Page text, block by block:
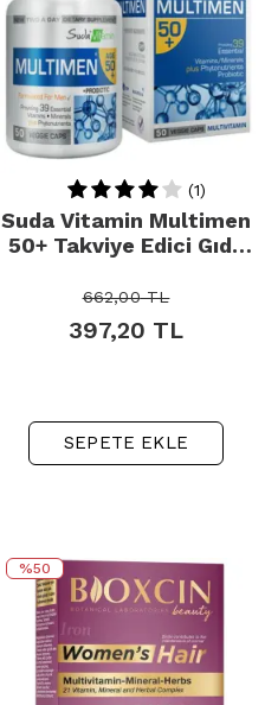
(1)
Suda Vitamin Multimen
50+ Takviye Edici Gıda
662,00TL
397,20 TL
SEPETE EKLE
%50